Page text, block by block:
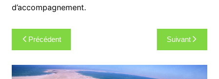
d’accompagnement.
Navigation
de
l’article
Précédent Suivant